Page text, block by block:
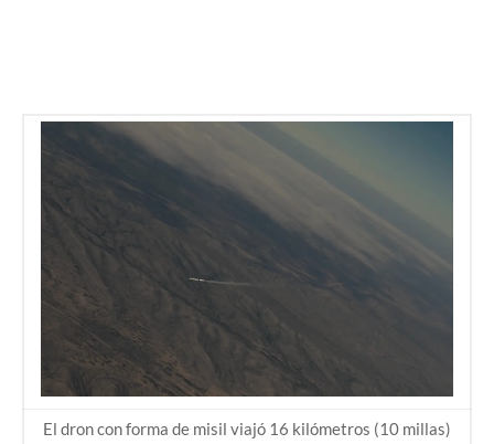
El dron con forma de misil viajó 16 kilómetros (10 millas)